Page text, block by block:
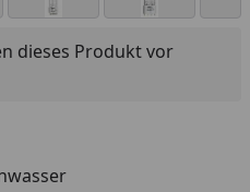
dieses Produkt vor